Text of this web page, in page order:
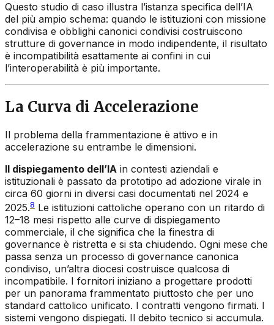
Questo studio di caso illustra l’istanza specifica dell’IA
del più ampio schema: quando le istituzioni con missione
condivisa e obblighi canonici condivisi costruiscono
strutture di governance in modo indipendente, il risultato
è incompatibilità esattamente ai confini in cui
l’interoperabilità è più importante.
La Curva di Accelerazione
Il problema della frammentazione è attivo e in
accelerazione su entrambe le dimensioni.
Il dispiegamento dell’IA in contesti aziendali e
istituzionali è passato da prototipo ad adozione virale in
circa 60 giorni in diversi casi documentati nel 2024 e
2025.8 Le istituzioni cattoliche operano con un ritardo di
12–18 mesi rispetto alle curve di dispiegamento
commerciale, il che significa che la finestra di
governance è ristretta e si sta chiudendo. Ogni mese che
passa senza un processo di governance canonica
condiviso, un’altra diocesi costruisce qualcosa di
incompatibile. I fornitori iniziano a progettare prodotti
per un panorama frammentato piuttosto che per uno
standard cattolico unificato. I contratti vengono firmati. I
sistemi vengono dispiegati. Il debito tecnico si accumula.